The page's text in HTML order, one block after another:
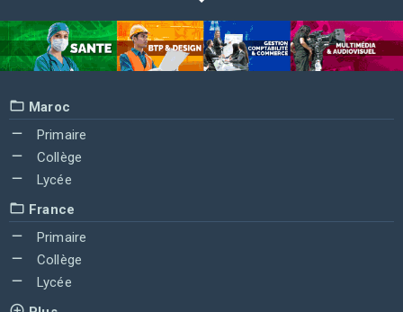
Maroc
Primaire
Collège
Lycée
France
Primaire
Collège
Lycée